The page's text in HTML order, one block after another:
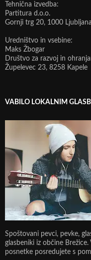
Tehnična izvedba:
Partitura d.o.o.
Gornji trg 20, 1000 Ljubljana
Uredništvo in vsebine:
Maks Žbogar
Društvo za razvoj in
Župelevec 23, 8258 Kapele
VABILO LOKALNIM
Spoštovani pevci, pevke,
glasbeniki iz občine
posnetke posredujete s